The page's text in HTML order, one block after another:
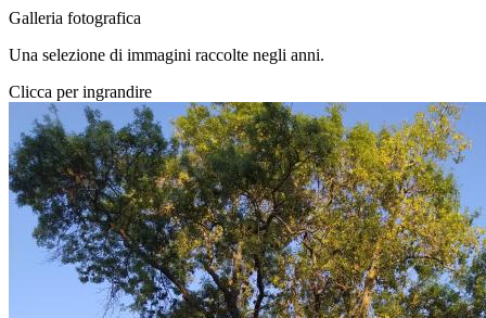
Galleria fotografica
Una selezione di immagini raccolte negli anni.
Clicca per ingrandire